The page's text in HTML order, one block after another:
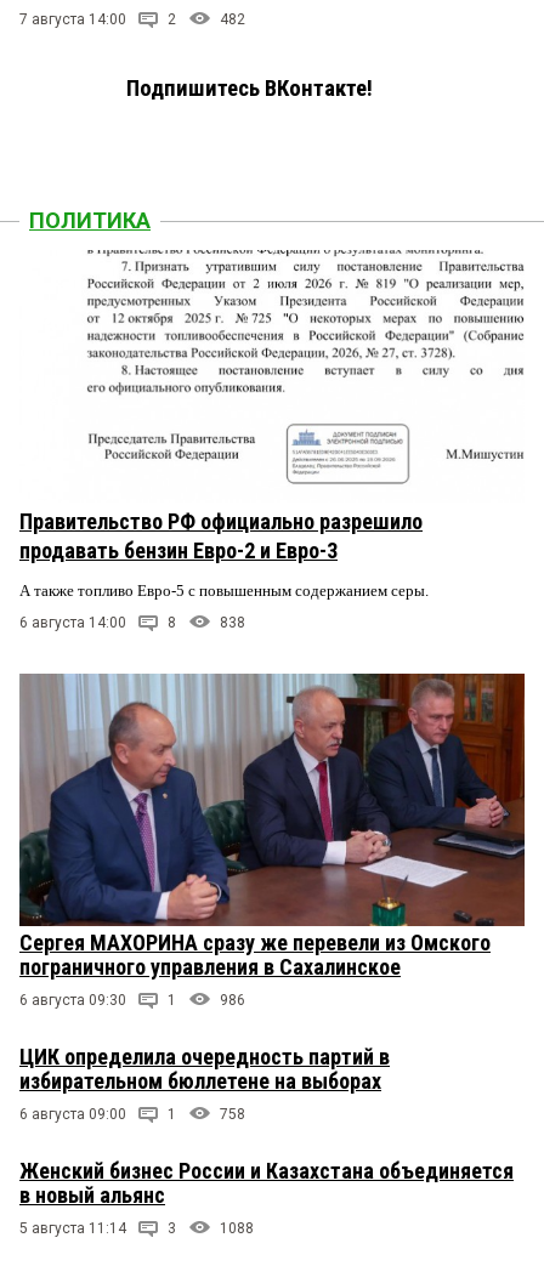
7 августа 14:00 2 482
Подпишитесь ВКонтакте!
ПОЛИТИКА
Правительство РФ официально разрешило
продавать бензин Евро-2 и Евро-3
А также топливо Евро-5 с повышенным содержанием серы.
6 августа 14:00 8 838
Сергея МАХОРИНА сразу же перевели из Омского
пограничного управления в Сахалинское
6 августа 09:30 1 986
ЦИК определила очередность партий в
избирательном бюллетене на выборах
6 августа 09:00 1 758
Женский бизнес России и Казахстана объединяется
в новый альянс
5 августа 11:14 3 1088